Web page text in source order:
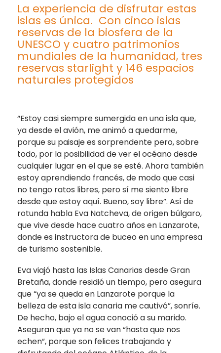
La experiencia de disfrutar estas
islas es única. Con cinco islas
reservas de la biosfera de la
UNESCO y cuatro patrimonios
mundiales de la humanidad, tres
reservas starlight y 146 espacios
naturales protegidos
“Estoy casi siempre sumergida en una isla que,
ya desde el avión, me animó a quedarme,
porque su paisaje es sorprendente pero, sobre
todo, por la posibilidad de ver el océano desde
cualquier lugar en el que se esté. Ahora también
estoy aprendiendo francés, de modo que casi
no tengo ratos libres, pero sí me siento libre
desde que estoy aquí. Bueno, soy libre”. Así de
rotunda habla Eva Natcheva, de origen búlgaro,
que vive desde hace cuatro años en Lanzarote,
donde es instructora de buceo en una empresa
de turismo sostenible.
Eva viajó hasta las Islas Canarias desde Gran
Bretaña, donde residió un tiempo, pero asegura
que “ya se queda en Lanzarote porque la
belleza de esta isla canaria me cautivó”, sonríe.
De hecho, bajo el agua conoció a su marido.
Aseguran que ya no se van “hasta que nos
echen”, porque son felices trabajando y